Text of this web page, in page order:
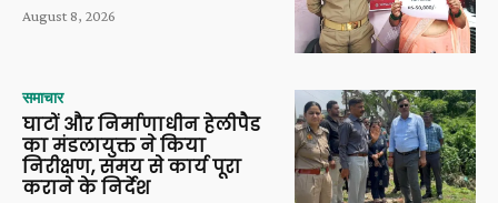
August 8, 2026
समाचार
घाटों और निर्माणाधीन हेलीपैड
का मंडलायुक्त ने किया
निरीक्षण, समय से कार्य पूरा
कराने के निर्देश